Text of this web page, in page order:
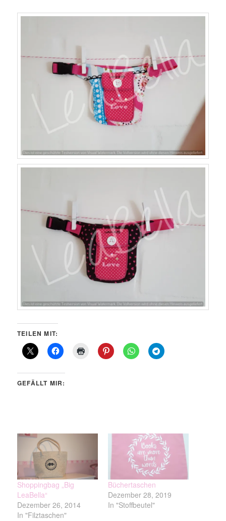
TEILEN MIT:
GEFÄLLT MIR:
Shoppingbag „Big
LeaBella“
Dezember 26, 2014
In "Filztaschen"
Büchertaschen
Dezember 28, 2019
In "Stoffbeutel"